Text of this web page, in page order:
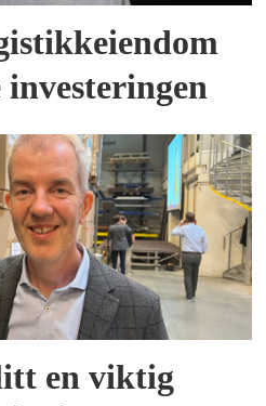
investeringen
en viktig